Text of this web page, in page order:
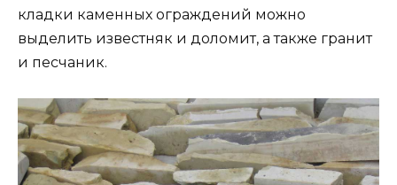
кладки каменных ограждений можно
выделить известняк и доломит, а также гранит
и песчаник.